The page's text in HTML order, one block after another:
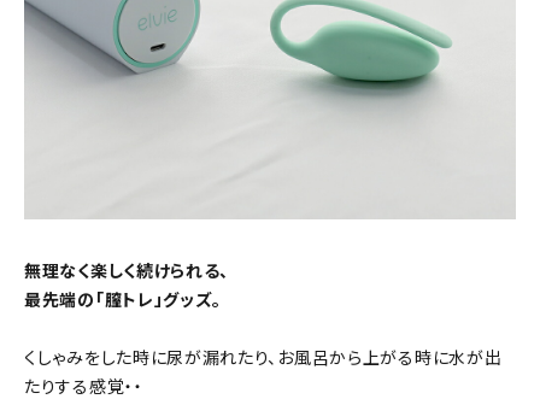
無理なく楽しく続けられる、
最先端の「膣トレ」グッズ。
くしゃみをした時に尿が漏れたり、お風呂から上がる時に水が出
たりする感覚・・